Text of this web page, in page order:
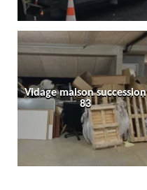
Vidage maison succession
83